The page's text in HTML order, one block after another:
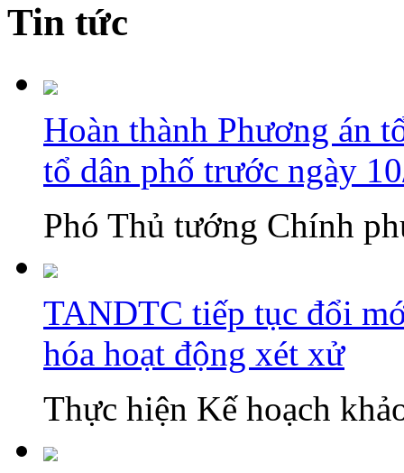
Tin tức
Hoàn thành Phương án
tổ dân phố trước ngày
Phó Thủ tướng Chính
TANDTC tiếp tục đổi
hóa hoạt động xét xử
Thực hiện Kế hoạch